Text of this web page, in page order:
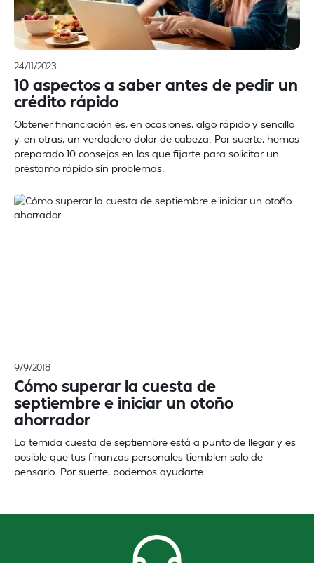
24/11/2023
10 aspectos a saber antes de pedir un
crédito rápido
Obtener financiación es, en ocasiones, algo rápido y sencillo
y, en otras, un verdadero dolor de cabeza. Por suerte, hemos
preparado 10 consejos en los que fijarte para solicitar un
préstamo rápido sin problemas.
9/9/2018
Cómo superar la cuesta de
septiembre e iniciar un otoño
ahorrador
La temida cuesta de septiembre está a punto de llegar y es
posible que tus finanzas personales tiemblen solo de
pensarlo. Por suerte, podemos ayudarte.